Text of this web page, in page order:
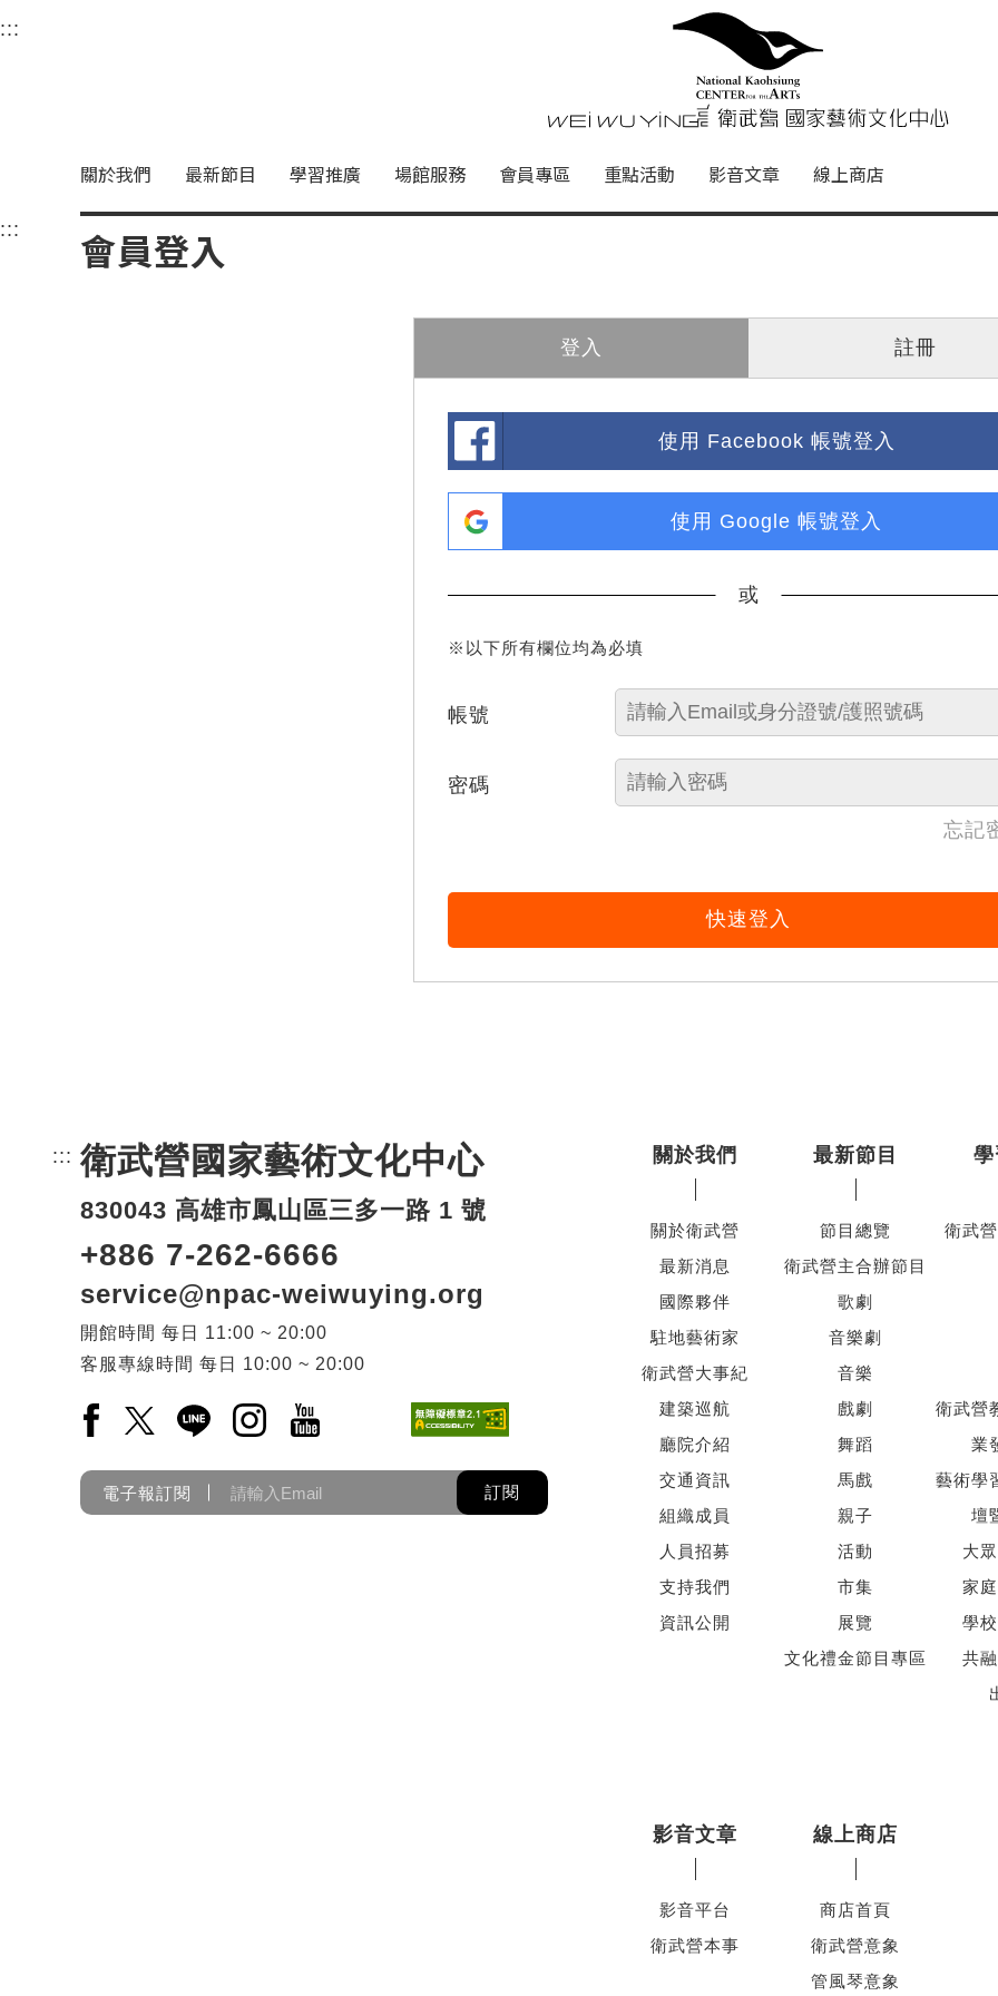
衛武營國家藝術文化中心
中央內容區塊，為本頁主要內容區。
::: 衛武營國家藝術文
關於我們 最新節目 學習推廣 場館服務 會員專區 重點活動 影音文章 線上商店
::: 中央內容區塊，為本頁主要內容區。
會員登入
登入 註冊
使用 Facebook 帳號登入
使用 Google 帳號登入
或
※以下所有欄位均為必填
帳號
密碼
忘記
快速登入
::: 頁尾網站資訊。
衛武營國家藝術文化中心
830043 高雄市鳳山區三多一路 1 號
+886 7-262-6666
service@npac-weiwuying.org
開館時間 每日
11:00 ~ 20:00
客服專線時間 每日 10:00 ~ 20:00
Facebook(另開新視窗)
X(另開新視窗)
LINE(另開新視窗)
Instagram(另開新視窗)
YouTube(另開新視窗)
電子報訂閱 訂閱
關於我們
關於衛武營
最新消息
國際夥伴
駐地藝術家
衛武營大事紀
建築巡航
廳院介紹
交通資訊
組織成員
人員招募
支持我們
資訊公開
最新節目
節目總覽
衛武營主合辦節目
歌劇
音樂劇
音樂
戲劇
舞蹈
馬戲
親子
活動
市集
展覽
文化禮金節目專區
衛武
衛武營
業
藝術學
壇
大
家
學
共
影音文章
影音平台
衛武營本事
線上商店
商店首頁
衛武營意象
管風琴意象